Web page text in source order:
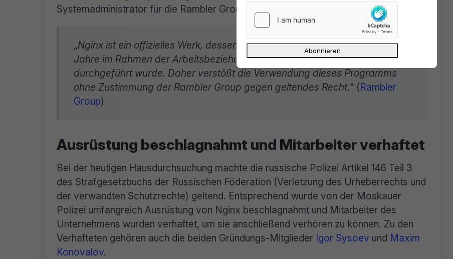
Systemadministrator für die Rambler Group tätig war.
„Nginx ist ein offizielles Werk, dessen Entwicklung seit Beginn der 2000er
Jahre im Rahmen der Arbeitsbeziehungen mit Rambler von Igor Sysoev
durchgeführt wurde. Daher verstößt die Verwendung dieses Programms
ohne Zustimmung der Rambler Group gegen geltendes Recht.“ (Rambler
Group)
Ausrüstung beschlagnahmt und Mitarbeiter verhaftet
Bei der heutigen Hausdurchsuchung machte die russische Polizei Artikel 146 Teil 3
des Strafgesetzbuchs der Russischen Föderation (Verletzung des Urheberrechts und
der verwandten Schutzrechte) geltend. Entsprechend wurde von der Moskauer
Polizei umfangreich Ausrüstung von Nginx beschlagnahmt und Mitarbeiter des
Unternehmens wurden verhaftet, um sie anschließend verhören zu können. Zu den
Verhafteten gehören auch die beiden Gründungs-Mitglieder Igor Sysoev und Maxim
Konovalov.